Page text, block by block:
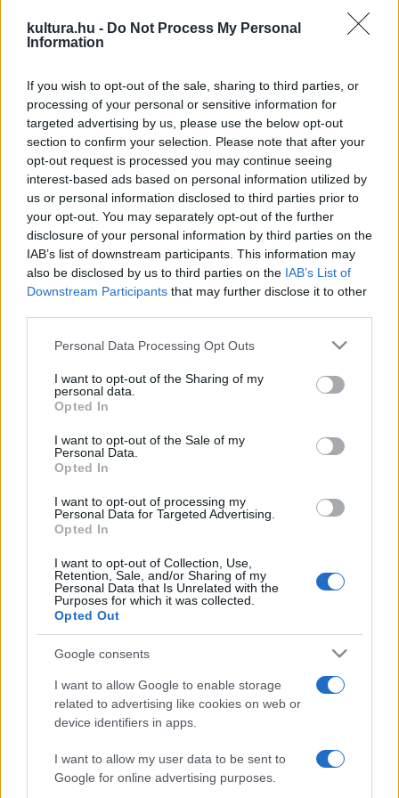
kultura.hu - Do Not Process My Personal
Information
If you wish to opt-out of the sale, sharing to third parties, or
processing of your personal or sensitive information for
targeted advertising by us, please use the below opt-out
section to confirm your selection. Please note that after your
opt-out request is processed you may continue seeing
interest-based ads based on personal information utilized by
us or personal information disclosed to third parties prior to
your opt-out. You may separately opt-out of the further
disclosure of your personal information by third parties on the
IAB’s list of downstream participants. This information may
also be disclosed by us to third parties on the IAB’s List of
Downstream Participants that may further disclose it to other
Please note that this website/app uses one or more Google
not limited to your visit or usage behaviour. You may click to
grant or deny consent to Google and its third-party tags to
use your data for below specified purposes in below Google
consent section.
Personal Data Processing Opt Outs
I want to opt-out of the Sharing of my
personal data.
Opted In
I want to opt-out of the Sale of my
Personal Data.
Opted In
I want to opt-out of processing my
Personal Data for Targeted Advertising.
Opted In
I want to opt-out of Collection, Use,
Retention, Sale, and/or Sharing of my
Personal Data that Is Unrelated with the
Purposes for which it was collected.
Opted Out
Google consents
I want to allow Google to enable storage
related to advertising like cookies on web or
device identifiers in apps.
I want to allow my user data to be sent to
Google for online advertising purposes.
karakterrel.
EGYÉB
Elindult a Kuflik 3 – A kuflik és az Akármi
sorozat
A 13 új epizód a KEDD Stúdió YouTube-csatornáján látható.
FILM
Bölcs bolondságok, bolond bölcsességek
Modernkori gegekkel szólítja meg a közönséget az új
magyar sorozat, a Naszreddin hodzsa meséi. Berecz András
mesemondó hangján tanít furfangos gondolkodásra az
animáció agyafúrt főhőse.
Idén is Országos Rajzfilmünnep!
Száz helyszínen csaknem 500 program várja az Országos
országszerte vetítésekkel és filmes programokkal. A
hatodik alkalommal megtartott filmünnephez egy
rajzpályázat is kapcsolódik, amelyre azoknak a 14 év alatti
gyerekeknek a munkáit várják, akik szívesen lerajzolnák saját
mesehősüket.
Újra rajzfilmek kavalkádja
Ki ne emlékezne a Magyar népmesék sorozat főcímdalára,
melyet esténként együtt fütyültünk a kismadárral? És a
Fürge rókalábak kezdetű rajzfilmslágerre vagy az „MZ per X,